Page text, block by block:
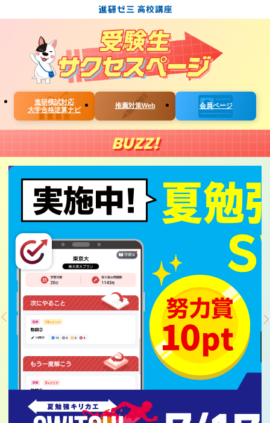
進研模試対応
大学合格逆算ナビ
推薦対策Web 会員ページ
BUZZ!